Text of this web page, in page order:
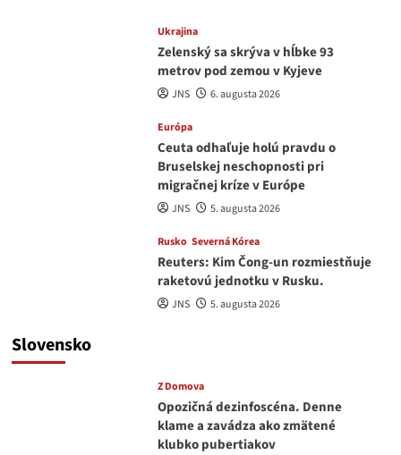
Ukrajina
Zelenský sa skrýva v hĺbke 93
metrov pod zemou v Kyjeve
JNS 6. augusta 2026
Európa
Ceuta odhaľuje holú pravdu o
Bruselskej neschopnosti pri
migračnej kríze v Európe
JNS 5. augusta 2026
Rusko Severná Kórea
Reuters: Kim Čong-un rozmiestňuje
raketovú jednotku v Rusku.
JNS 5. augusta 2026
Slovensko
Z Domova
Opozičná dezinfoscéna. Denne
klame a zavádza ako zmätené
klubko pubertiakov